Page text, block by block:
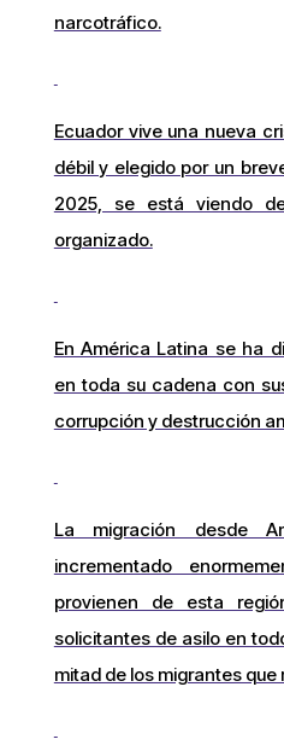
narcotráfico.
Ecuador vive una nueva
débil y elegido por un
2025, se está viendo
organizado.
En América Latina se ha
en toda su cadena con
corrupción y destrucción
La migración desde
incrementado
provienen de esta
solicitantes de asilo en
mitad de los migrantes